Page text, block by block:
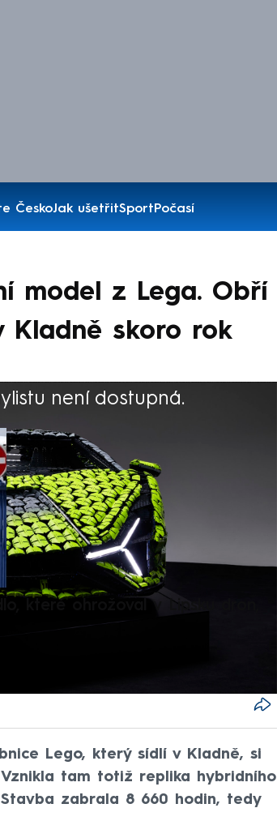
ČeskoJak ušetřitSportPočasí
model z Lega. Obří
Kladně skoro rok
není dostupná.
které ohrožoval v Lipsku dron,
Lego, který sídlí v Kladně, si
tam totiž replika hybridního
zabrala 8 660 hodin, tedy